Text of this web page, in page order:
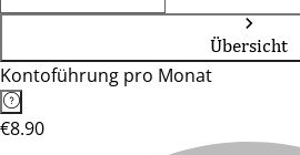
Übersicht
Kontoführung pro Monat
€8.90